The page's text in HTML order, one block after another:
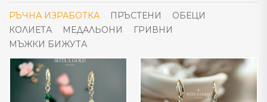
РЪЧНА ИЗРАБОТКА ПРЪСТЕНИ
ОБЕЦИ
КОЛИЕТА
МЕДАЛЬОНИ
ГРИВНИ
МЪЖКИ БИЖУТА